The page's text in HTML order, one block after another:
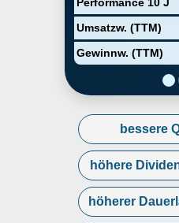
Performance 10 J
Umsatzw. (TTM)
Gewinnw. (TTM)
Bluetooth
von Symantec
bessere
höhere
höherer